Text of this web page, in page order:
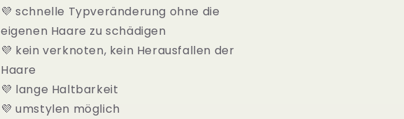
💜 schnelle Typveränderung ohne die
eigenen Haare zu schädigen
💜 kein verknoten, kein Herausfallen der
Haare
💜 lange Haltbarkeit
💜 umstylen möglich